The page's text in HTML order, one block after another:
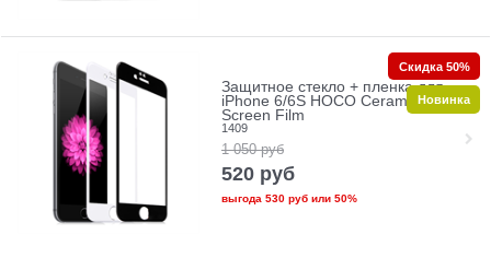
Защитное стекло + пленка для
iPhone 6/6S HOCO Ceramic Glass
Screen Film
1409
1 050 руб
520 руб
выгода 530 рубили 50%
Скидка 50%
Новинка